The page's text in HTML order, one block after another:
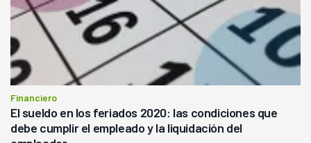
Financiero
El sueldo en los feriados 2020: las condiciones que
debe cumplir el empleado y la liquidación del